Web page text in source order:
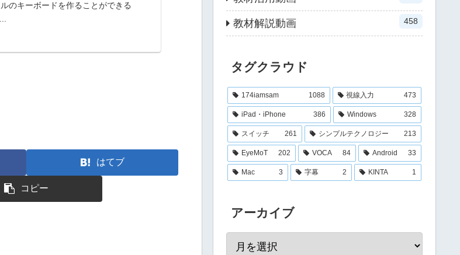
のキーボードを作ることができる
はてブ
コピー
教材解説動画 458
タグクラウド
174iamsam 1088 視線入力 473
iPad・iPhone 386 Windows 328
スイッチ 261 シンプルテクノロジー 213
EyeMoT 202 VOCA 84 Android 33
Mac 3 字幕 2 KINTA 1
アーカイブ